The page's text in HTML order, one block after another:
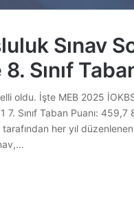
Sınav
Sınıf
oldu. İşte MEB 2025
7. Sınıf Taban Puanı:
tarafından her yıl